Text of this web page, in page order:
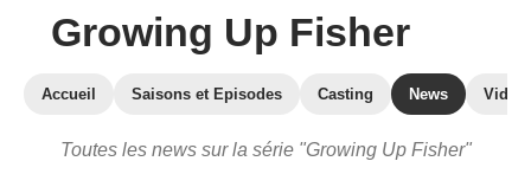
Growing Up Fisher
Accueil Saisons et Episodes Casting News
Toutes les news sur la série "Growing Up Fisher"